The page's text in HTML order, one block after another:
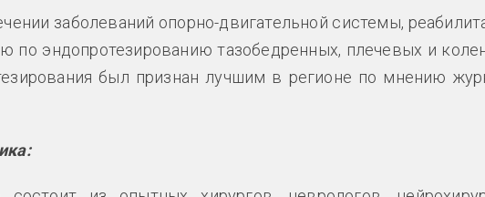
заболеваний опорно-двигательной системы,
по эндопротезированию тазобедренных, плечевых и
был признан лучшим в регионе по мнению